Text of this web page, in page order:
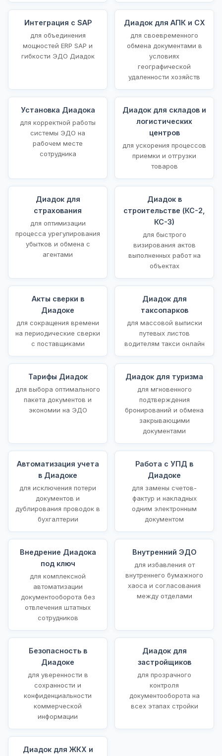
Интеграция с SAP
для объединения
мощностей ERP SAP и
гибкости ЭДО Диадок
Диадок для АПК и СХ
для своевременного
обмена документами в
условиях
географической
удаленности хозяйств
Установка Диадока
для корректной работы
системы ЭДО на
рабочем месте
сотрудника
Диадок для складов и
логистических
центров
для ускорения процессов
приемки и отгрузки
товаров
Диадок для
страхования
для оптимизации
процесса урегулирования
убытков и обмена с
агентами
Диадок в
строительстве (КС-2,
КС-3)
для быстрого
визирования актов
выполненных работ на
объектах
Акты сверки в
Диадоке
для сокращения времени
на периодические сверки
с поставщиками
Диадок для
таксопарков
для массовой выписки
путевых листов
водителям такси онлайн
Тарифы Диадок
для выбора оптимального
пакета документов и
экономии на ЭДО
Диадок для туризма
для мгновенного
подтверждения
бронирований и обмена
закрывающими
документами
Автоматизация учета
в Диадоке
для исключения потери
документов и
дублирования проводок в
бухгалтерии
Работа с УПД в
Диадоке
для замены счетов-
фактур и накладных
одним электронным
документом
Внедрение Диадока
под ключ
для комплексной
автоматизации
документооборота без
отвлечения штатных
сотрудников
Внутренний ЭДО
для избавления от
внутреннего бумажного
хаоса и согласования
между отделами
Безопасность в
Диадоке
для уверенности в
сохранности и
конфиденциальности
коммерческой
информации
Диадок для
застройщиков
для прозрачного
контроля
документооборота на
всех этапах стройки
Диадок для ЖКХ и